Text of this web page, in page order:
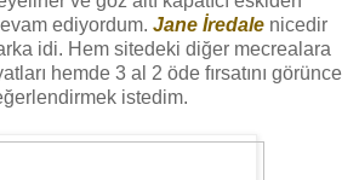
ediyordum. Jane İredalenicedir
idi. Hem sitedeki diğer mecrealara
hemde 3 al 2 öde fırsatını görünce
istedim.